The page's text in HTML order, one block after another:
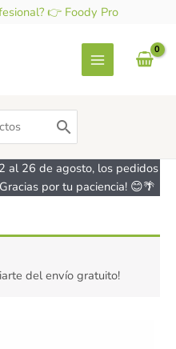
👉 Foody Pro
al 26 de agosto, los pedidos
por tu paciencia! 😊🌴
del envío gratuito!